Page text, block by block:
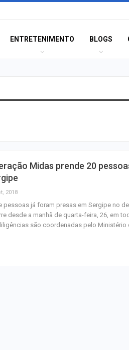
ENTRETENIMENTO BLOGS
Midas prende 20
2018
pessoas já foram presas em Sergipe no
desde a manhã de quarta-feira, 26, em
são coordenadas pelo Ministério